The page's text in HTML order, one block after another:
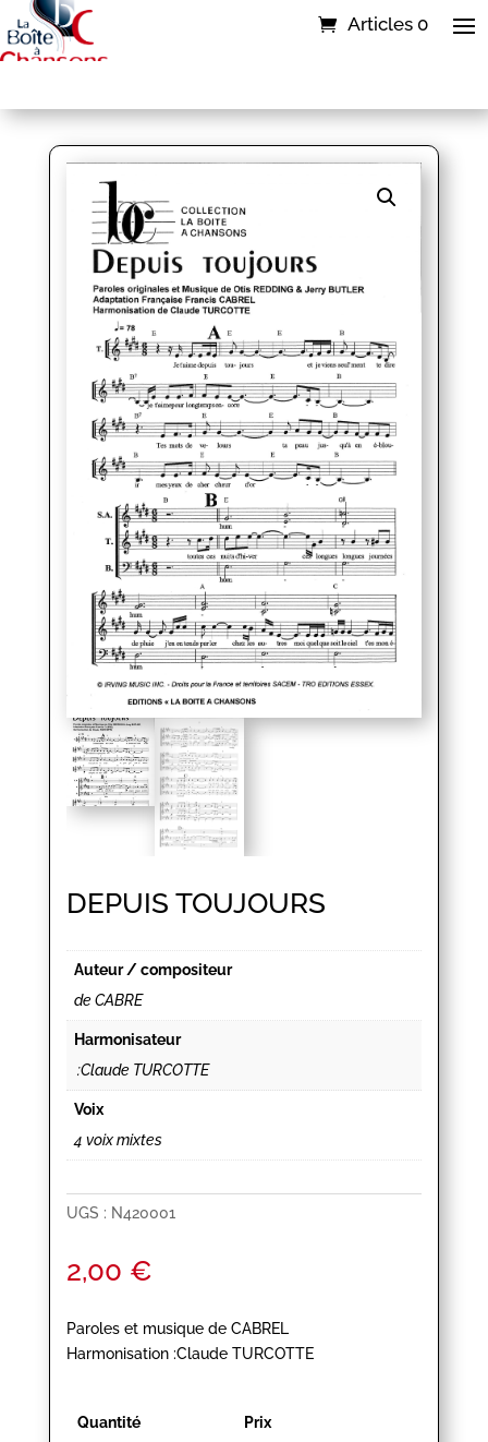
Articles 0
DEPUIS TOUJOURS
Auteur / compositeur
de CABRE
Harmonisateur
:Claude TURCOTTE
Voix
4 voix mixtes
UGS : N420001
2,00 €
Paroles et musique de CABREL
Harmonisation :Claude TURCOTTE
Quantité Prix